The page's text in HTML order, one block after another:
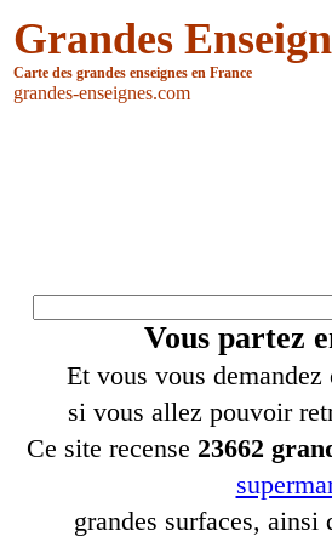
Grandes
Carte des grandes enseignes en France
grandes-enseignes.com
Vous partez
Et vous vous demandez
si vous allez pouvoir
Ce site recense 23662
grandes surfaces, ainsi